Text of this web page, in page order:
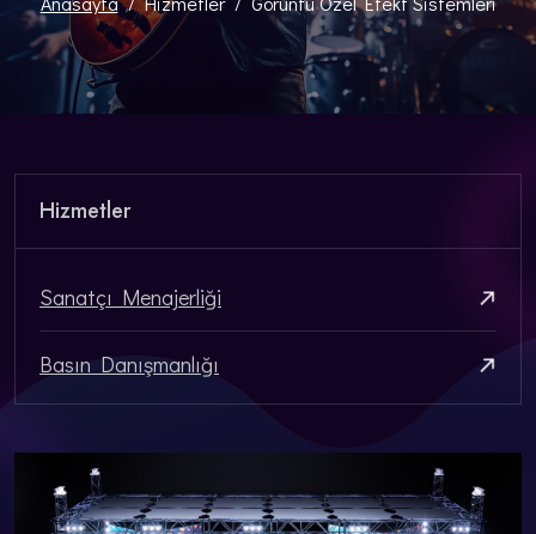
Hizmetler
Sanatçı Menajerliği
Basın Danışmanlığı